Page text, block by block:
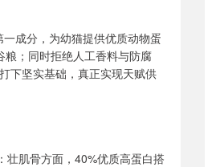
成分，为幼猫提供优质动物蛋
；同时拒绝人工香料与防腐
下坚实基础，真正实现天赋供
壮肌骨方面，40%优质高蛋白搭